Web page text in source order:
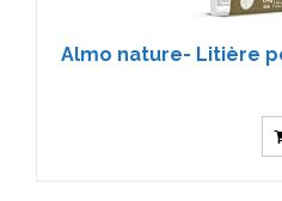
Almo nature- Litière